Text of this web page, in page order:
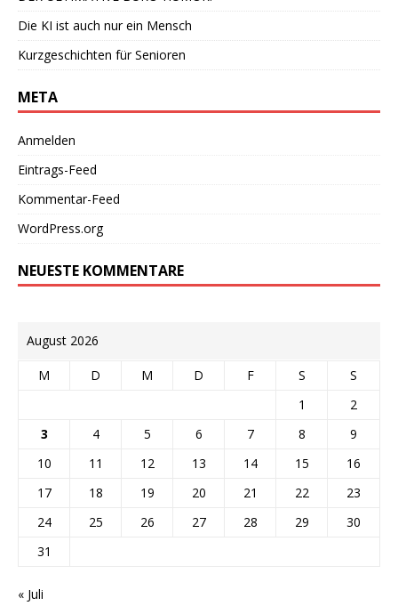
Die KI ist auch nur ein Mensch
Kurzgeschichten für Senioren
META
Anmelden
Eintrags-Feed
Kommentar-Feed
WordPress.org
NEUESTE KOMMENTARE
August 2026
M D M D F S
S
1
2
3
4 5 6 7 8
9
10
11 12 13 14 15
16
17
18 19 20 21 22
23
24
25 26 27 28 29
30
31
« Juli